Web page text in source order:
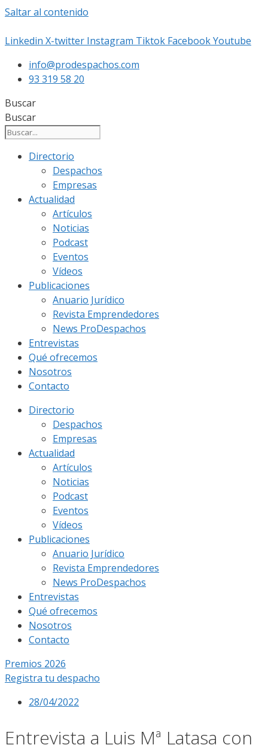
Saltar al contenido
Linkedin X-twitter Instagram Tiktok FacebookYoutube
info@prodespachos.com
93 319 58 20
Buscar
Buscar
Directorio
Despachos
Empresas
Actualidad
Artículos
Noticias
Podcast
Eventos
Vídeos
Publicaciones
Anuario Jurídico
Revista Emprendedores
News ProDespachos
Entrevistas
Qué ofrecemos
Nosotros
Contacto
Directorio
Despachos
Empresas
Actualidad
Artículos
Noticias
Podcast
Eventos
Vídeos
Publicaciones
Anuario Jurídico
Revista Emprendedores
News ProDespachos
Entrevistas
Qué ofrecemos
Nosotros
Contacto
Premios 2026
Registra tu despacho
28/04/2022
Entrevista a Luis Mª Latasa con